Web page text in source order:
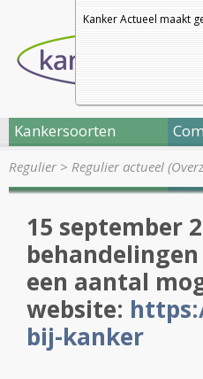
Kanker Actueel maakt
Kankersoorten
Regulier> Regulier actueel
15 september
een aantal
website:
bij-kanker